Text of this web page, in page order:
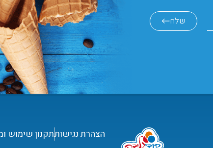
שלח
הצהרת נגישותתקנון שימוש